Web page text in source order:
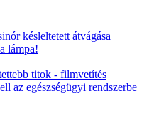
késleltetett átvágása
lámpa!
titok - filmvetítés
az egészségügyi rendszerbe